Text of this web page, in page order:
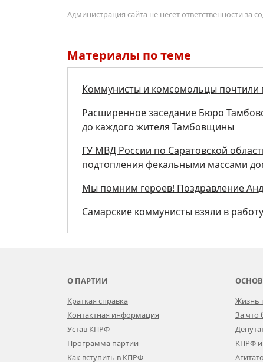
Администрация сайта не несёт ответственности
Материалы по теме
Коммунисты и комсомольцы почтили
Расширенное заседание Бюро
до каждого жителя Тамбовщины
ГУ МВД России по Саратовской
подтопления фекальными массами
Мы помним героев! Поздравление
Самарские коммунисты взяли в
О ПАРТИИ
Краткая справка
Контактная информация
Устав КПРФ
Программа партии
Как вступить в КПРФ
Жизнь
За что
КПРФ